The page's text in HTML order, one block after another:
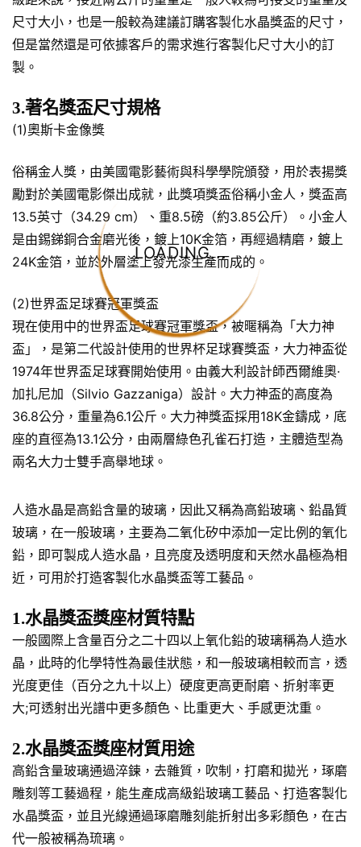
LOADING...
尺寸大小，也是一般較為建議訂購客製化水晶獎盃的尺寸，
但是當然還是可依據客戶的需求進行客製化尺寸大小的訂
製。
3.著名獎盃尺寸規格
(1)奧斯卡金像獎
俗稱金人獎，由美國電影藝術與科學學院頒發，用於表揚獎
勵對於美國電影傑出成就，此獎項獎盃俗稱小金人，獎盃高
13.5英寸（34.29 cm）、重8.5磅（約3.85公斤）。小金人
是由錫銻銅合金磨光後，鍍上10K金箔，再經過精磨，鍍上
24K金箔，並於外層塗上發光漆生產而成的。
(2)世界盃足球賽冠軍獎盃
現在使用中的世界盃足球賽冠軍獎盃，被暱稱為「大力神
盃」，是第二代設計使用的世界杯足球賽獎盃，大力神盃從
1974年世界盃足球賽開始使用。由義大利設計師西爾維奧·
加扎尼加（Silvio Gazzaniga）設計。大力神盃的高度為
36.8公分，重量為6.1公斤。大力神獎盃採用18K金鑄成，底
座的直徑為13.1公分，由兩層綠色孔雀石打造，主體造型為
兩名大力士雙手高舉地球。
人造水晶是高鉛含量的玻璃，因此又稱為高鉛玻璃、鉛晶質
玻璃，在一般玻璃，主要為二氧化矽中添加一定比例的氧化
鉛，即可製成人造水晶，且亮度及透明度和天然水晶極為相
近，可用於打造客製化水晶獎盃等工藝品。
1.水晶獎盃獎座材質特點
一般國際上含量百分之二十四以上氧化鉛的玻璃稱為人造水
晶，此時的化學特性為最佳狀態，和一般玻璃相較而言，透
光度更佳（百分之九十以上）硬度更高更耐磨、折射率更
大;可透射出光譜中更多顏色、比重更大、手感更沈重。
2.水晶獎盃獎座材質用途
高鉛含量玻璃通過淬鍊，去雜質，吹制，打磨和拋光，琢磨
雕刻等工藝過程，能生產成高級鉛玻璃工藝品、打造客製化
水晶獎盃，並且光線通過琢磨雕刻能折射出多彩顏色，在古
代一般被稱為琉璃。